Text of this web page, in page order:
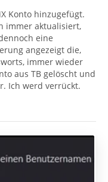
Konto hinzugefügt.
immer aktualisiert,
eine
angezeigt die,
immer wieder
aus TB gelöscht und
Ich werd verrückt.